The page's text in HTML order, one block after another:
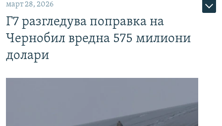
март 28, 2026
Г7 разгледува поправка на
Чернобил вредна 575 милиони
долари